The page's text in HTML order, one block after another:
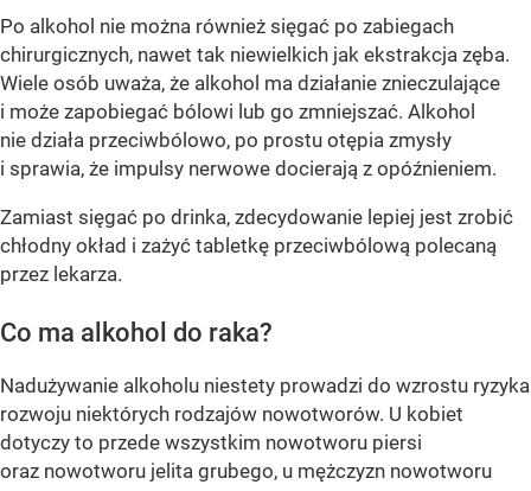
Po alkohol nie można również sięgać po zabiegach
chirurgicznych, nawet tak niewielkich jak ekstrakcja zęba.
Wiele osób uważa, że alkohol ma działanie znieczulające
i może zapobiegać bólowi lub go zmniejszać. Alkohol
nie działa przeciwbólowo, po prostu otępia zmysły
i sprawia, że impulsy nerwowe docierają z opóźnieniem.
Zamiast sięgać po drinka, zdecydowanie lepiej jest zrobić
chłodny okład i zażyć tabletkę przeciwbólową polecaną
przez lekarza.
Co ma alkohol do raka?
Nadużywanie alkoholu niestety prowadzi do wzrostu ryzyka
rozwoju niektórych rodzajów nowotworów. U kobiet
dotyczy to przede wszystkim nowotworu piersi
oraz nowotworu jelita grubego, u mężczyzn nowotworu